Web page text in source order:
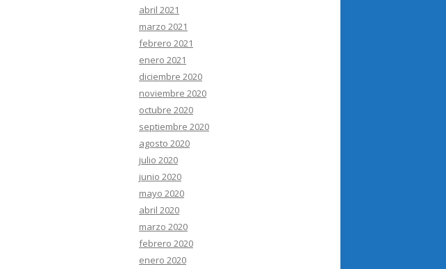
abril 2021
marzo 2021
febrero 2021
enero 2021
diciembre 2020
noviembre 2020
octubre 2020
septiembre 2020
agosto 2020
julio 2020
junio 2020
mayo 2020
abril 2020
marzo 2020
febrero 2020
enero 2020